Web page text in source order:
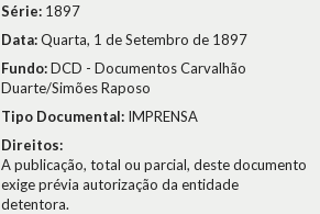
Série: 1897
Data:Quarta, 1 de Setembro de 1897
Fundo:DCD - Documentos Carvalhão
Duarte/Simões Raposo
Tipo Documental: IMPRENSA
Direitos:
A publicação, total ou parcial, deste documento
exige prévia autorização da entidade
detentora.